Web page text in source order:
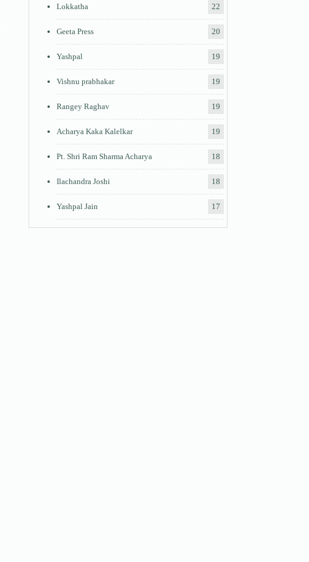
Lokkatha 22
Geeta Press 20
Yashpal 19
Vishnu prabhakar 19
Rangey Raghav 19
Acharya Kaka Kalelkar 19
Pt. Shri Ram Sharma Acharya 18
Ilachandra Joshi 18
Yashpal Jain 17